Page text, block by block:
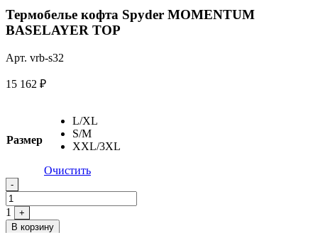
Термобелье кофта Spyder MOMENTUM
BASELAYER TOP
Арт. vrb-s32
15 162 ₽
Размер
L/XL
S/M
XXL/3XL
Очистить
Quantity
-
1
+
В корзину